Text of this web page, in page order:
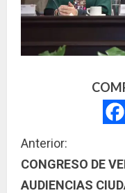
S
i
Anterior:
CONGRESO DE
AUDIENCIAS